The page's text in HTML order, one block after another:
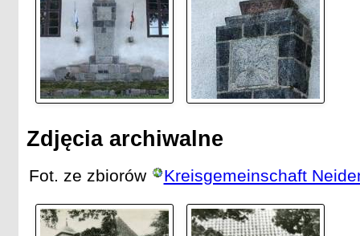
Zdjęcia archiwalne
Fot. ze zbiorów Kreisgemeinschaft